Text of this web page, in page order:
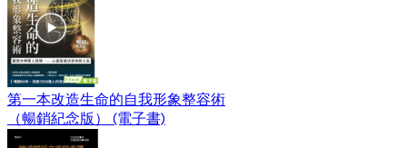
第一本改造生命的自我形象整容術
（暢銷紀念版） (電子書)